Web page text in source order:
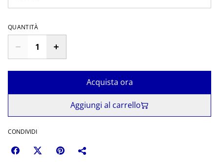
QUANTITÀ
Acquista ora
Aggiungi al carrello
CONDIVIDI